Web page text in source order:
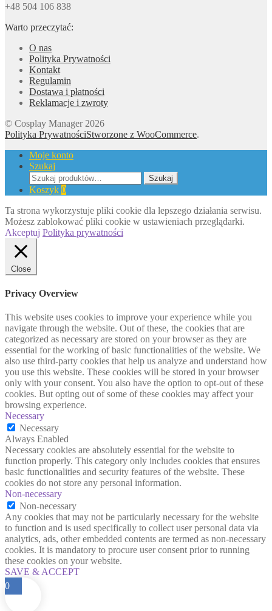
+48 504 106 838
Warto przeczytać:
O nas
Polityka Prywatności
Kontakt
Regulamin
Dostawa i płatności
Reklamacje i zwroty
© Cosplay Manager 2026
Polityka PrywatnościStworzone z WooCommerce.
Moje konto
Szukaj
Szukaj:
Szukaj
Koszyk 0
Ta strona wykorzystuje pliki cookie dla lepszego działania serwisu.
Możesz zablokować pliki cookie w ustawieniach przeglądarki.
Akceptuj Polityka prywatności
Close
Privacy Overview
This website uses cookies to improve your experience while you
navigate through the website. Out of these, the cookies that are
categorized as necessary are stored on your browser as they are
essential for the working of basic functionalities of the website. We
also use third-party cookies that help us analyze and understand how
you use this website. These cookies will be stored in your browser
only with your consent. You also have the option to opt-out of these
cookies. But opting out of some of these cookies may affect your
browsing experience.
Necessary
Necessary
Always Enabled
Necessary cookies are absolutely essential for the website to
function properly. This category only includes cookies that ensures
basic functionalities and security features of the website. These
cookies do not store any personal information.
Non-necessary
Non-necessary
Any cookies that may not be particularly necessary for the website
to function and is used specifically to collect user personal data via
analytics, ads, other embedded contents are termed as non-necessary
cookies. It is mandatory to procure user consent prior to running
these cookies on your website.
SAVE & ACCEPT
0